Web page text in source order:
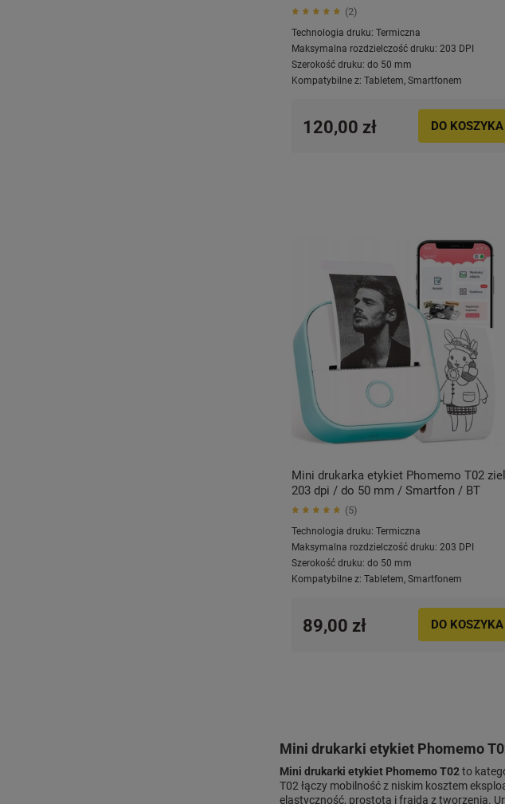
2
Technologia druku: Termiczna
Maksymalna rozdzielczość druku: 203 DPI
Szerokość druku: do 50 mm
Kompatybilne z: Tabletem, Smartfonem
120,00 zł DO KOSZYKA
Mini drukarka etykiet Phomemo T02
203 dpi / do 50 mm / Smartfon / BT
5
Technologia druku: Termiczna
Maksymalna rozdzielczość druku: 203 DPI
Szerokość druku: do 50 mm
Kompatybilne z: Tabletem, Smartfonem
89,00 zł DO KOSZYKA
Mini drukarki etykiet Phomemo
Mini drukarki etykiet Phomemo T02to
T02 łączy mobilność z niskim kosztem
elastyczność, prostota i frajda z tworzenia.